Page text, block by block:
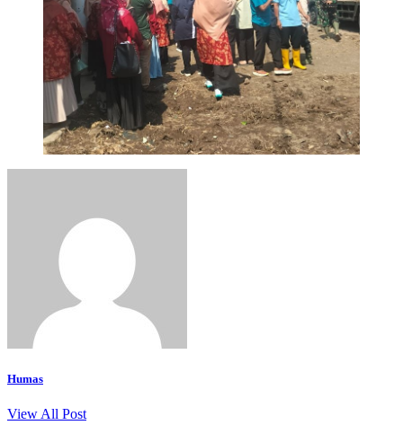
Humas
View All Post